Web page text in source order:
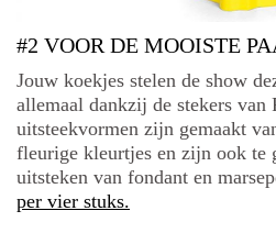
#2 VOOR DE MOOISTE
Jouw koekjes stelen de show
allemaal dankzij de stekers van
uitsteekvormen zijn gemaakt
fleurige kleurtjes en zijn ook te
uitsteken van fondant en
per vier stuks.